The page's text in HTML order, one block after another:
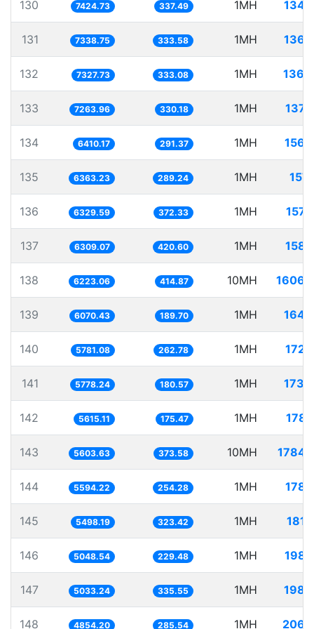
130 7424.73 337.49 1MH
131 7338.75 333.58 1MH
132 7327.73 333.08 1MH
133 7263.96 330.18 1MH
134 6410.17 291.37 1MH
135 6363.23 289.24 1MH
136 6329.59 372.33 1MH
137 6309.07 420.60 1MH
138 6223.06 414.87 10MH
139 6070.43 189.70 1MH
140 5781.08 262.78 1MH
141 5778.24 180.57 1MH
142 5615.11 175.47 1MH
143 5603.63 373.58 10MH
144 5594.22 254.28 1MH
145 5498.19 323.42 1MH
146 5048.54 229.48 1MH
147 5033.24 335.55 1MH
148 4854.20 285.54 1MH